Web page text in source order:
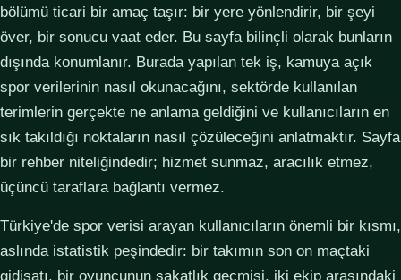
bölümü ticari bir amaç taşır: bir yere yönlendirir, bir şeyi
över, bir sonucu vaat eder. Bu sayfa bilinçli olarak bunların
dışında konumlanır. Burada yapılan tek iş, kamuya açık
spor verilerinin nasıl okunacağını, sektörde kullanılan
terimlerin gerçekte ne anlama geldiğini ve kullanıcıların en
sık takıldığı noktaların nasıl çözüleceğini anlatmaktır. Sayfa
bir rehber niteliğindedir; hizmet sunmaz, aracılık etmez,
üçüncü taraflara bağlantı vermez.
Türkiye'de spor verisi arayan kullanıcıların önemli bir kısmı,
aslında istatistik peşindedir: bir takımın son on maçtaki
gidişatı, bir oyuncunun sakatlık geçmişi, iki ekip arasındaki